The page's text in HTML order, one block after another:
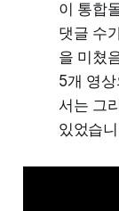
이 통합
댓글 수
을 미쳤
5개 영
서는 그
있었습